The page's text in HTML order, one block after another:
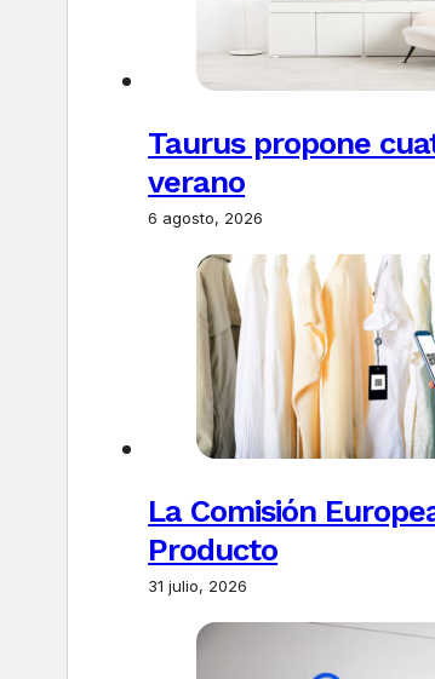
Taurus propone
verano
6 agosto, 2026
La Comisión
Producto
31 julio, 2026